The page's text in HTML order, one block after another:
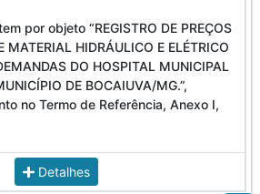
por objeto “REGISTRO DE PREÇOS
MATERIAL HIDRÁULICO E ELÉTRICO
DO HOSPITAL MUNICIPAL
DE BOCAIUVA/MG.”,
no Termo de Referência, Anexo I,
Detalhes